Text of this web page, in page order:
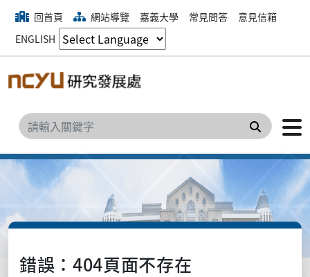
回首頁 網站導覽 嘉義大學 常見問答
意見信箱
ENGLISH
搜尋
錯誤：404頁面不存在